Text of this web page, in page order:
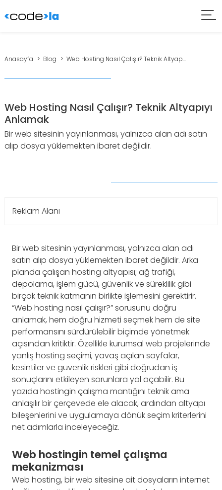
Anasayfa Blog Web Hosting Nasıl Çalışır? Teknik Altyap...
Web Hosting Nasıl Çalışır? Teknik Altyapıyı
Anlamak
Bir web sitesinin yayınlanması, yalnızca alan adı satın
alıp dosya yüklemekten ibaret değildir.
Reklam Alanı
Bir web sitesinin yayınlanması, yalnızca alan adı
satın alıp dosya yüklemekten ibaret değildir. Arka
planda çalışan hosting altyapısı; ağ trafiği,
depolama, işlem gücü, güvenlik ve süreklilik gibi
birçok teknik katmanın birlikte işlemesini gerektirir.
“Web hosting nasıl çalışır?” sorusunu doğru
anlamak, hem doğru hizmeti seçmek hem de site
performansını sürdürülebilir biçimde yönetmek
açısından kritiktir. Özellikle kurumsal web projelerinde
yanlış hosting seçimi, yavaş açılan sayfalar,
kesintiler ve güvenlik riskleri gibi doğrudan iş
sonuçlarını etkileyen sorunlara yol açabilir. Bu
yazıda hostingin çalışma mantığını teknik ama
anlaşılır bir çerçevede ele alacak, ardından altyapı
bileşenlerini ve uygulamaya dönük seçim kriterlerini
net adımlarla inceleyeceğiz.
Web hostingin temel çalışma
mekanizması
Web hosting, bir web sitesine ait dosyaların internet